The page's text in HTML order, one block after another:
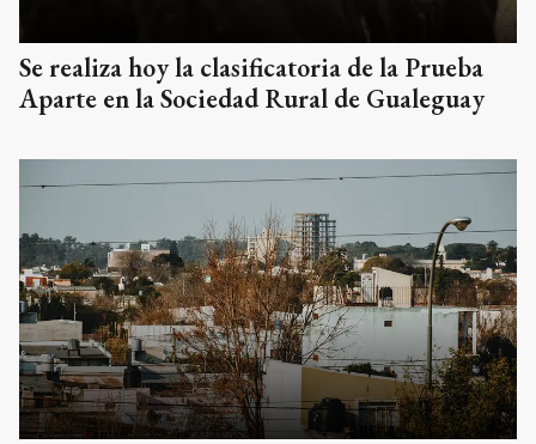
Se realiza hoy la clasificatoria de la Prueba
Aparte en la Sociedad Rural de Gualeguay